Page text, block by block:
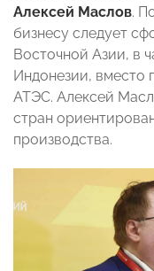
Алексей Маслов.
бизнесу следует
Восточной Азии, в
Индонезии, вместо
АТЭС. Алексей
стран
производства.